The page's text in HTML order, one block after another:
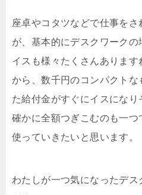
座卓やコタツなどで仕事を
が、基本的にデスクワークの
イスも様々たくさんありま
から、数千円のコンパクト
た給付金がすぐにイスになり
確かに全額つぎこむのも一つ
使っていきたいと思います。
わたしが一つ気になったデ